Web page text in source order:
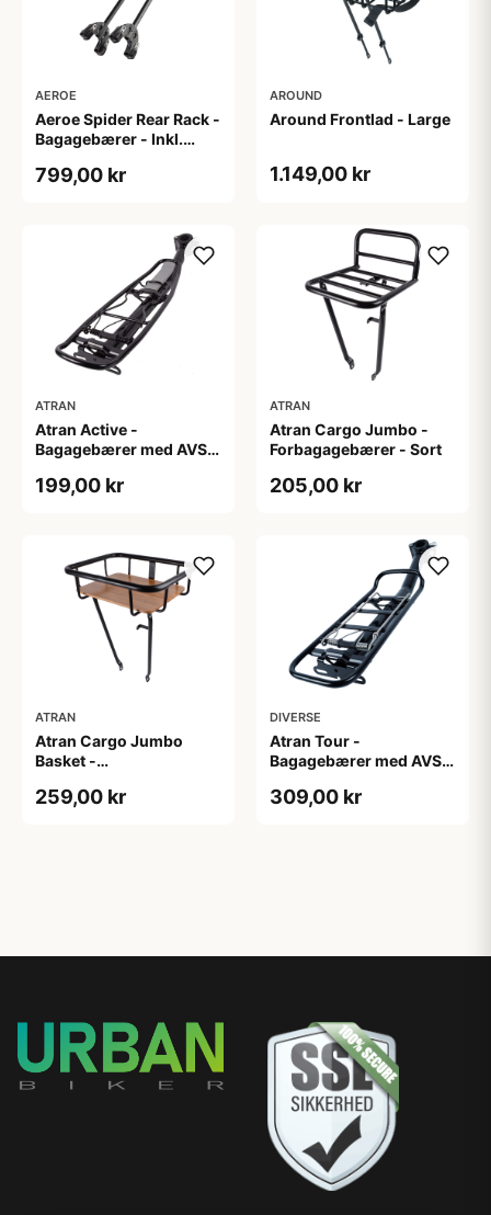
AEROE
Aeroe Spider Rear Rack -
Bagagebærer - Inkl.
799,00 kr
AROUND
Around Frontlad - Large
1.149,00 kr
ATRAN
Atran Active -
Bagagebærer med AVS -
199,00 kr
ATRAN
Atran Cargo Jumbo -
Forbagagebærer - Sort
205,00 kr
ATRAN
Atran Cargo Jumbo
Basket -
træbund - Sort
259,00 kr
DIVERSE
Atran Tour -
Bagagebærer med AVS -
309,00 kr